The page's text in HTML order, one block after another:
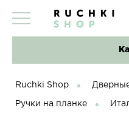
Ruchki Shop
Ручки на планке